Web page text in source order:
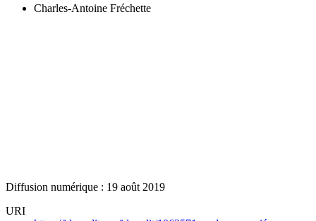
Charles-Antoine Fréchette
Diffusion numérique : 19 août 2019
URI